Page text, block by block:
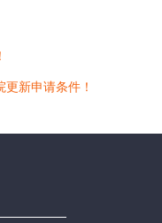
新申请条件！